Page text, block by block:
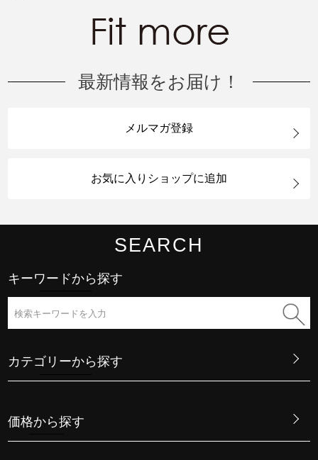
最新情報をお届け！
メルマガ登録
お気に入りショップに追加
SEARCH
キーワードから探す
カテゴリーから探す
価格から探す